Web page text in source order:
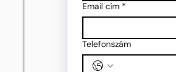
Email cím *
Telefonszám